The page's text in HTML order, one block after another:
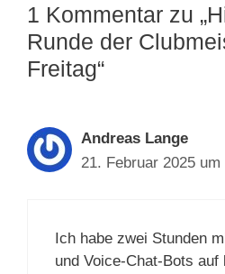
1 Kommentar zu
Runde der
Freitag“
Andreas Lange
21. Februar 2025
Ich habe zwei Stunden
und Voice-Chat-Bots auf